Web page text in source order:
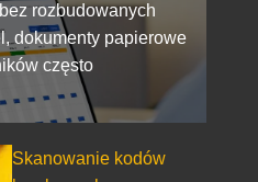
rozbudowanych
dokumenty papierowe
często
Skanowanie kodów